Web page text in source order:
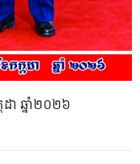
ា ឆ្នាំ២០២៦